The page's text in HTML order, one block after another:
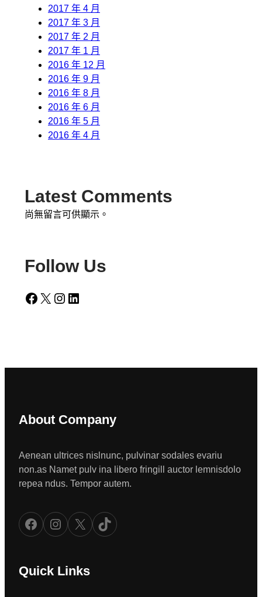
2017 年 4 月
2017 年 3 月
2017 年 2 月
2017 年 1 月
2016 年 12 月
2016 年 9 月
2016 年 8 月
2016 年 6 月
2016 年 5 月
2016 年 4 月
Latest Comments
尚無留言可供顯示。
Follow Us
Facebook X Instagram LinkedIn
About Company
Aenean ultrices nislnunc, pulvinar sodales evariu
non.as Namet pulv ina libero fringill auctor lemnisdolo
repea ndus. Tempor autem.
Facebook Instagram X TikTok
Quick Links